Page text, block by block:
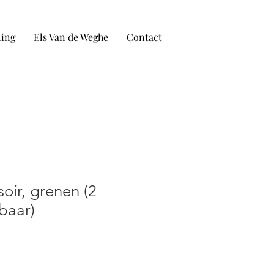
Els Van de Weghe Contact
grenen (2